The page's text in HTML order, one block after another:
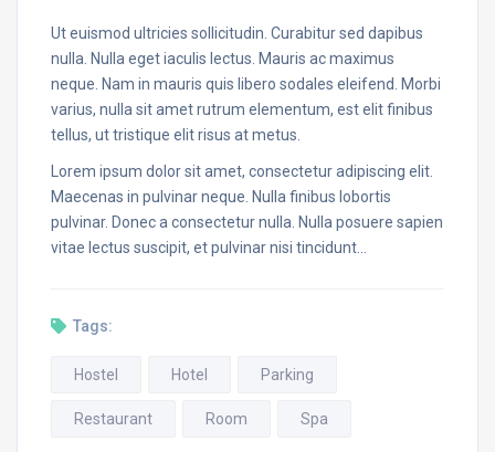
Ut euismod ultricies sollicitudin. Curabitur sed dapibus
nulla. Nulla eget iaculis lectus. Mauris ac maximus
neque. Nam in mauris quis libero sodales eleifend. Morbi
varius, nulla sit amet rutrum elementum, est elit finibus
tellus, ut tristique elit risus at metus.
Lorem ipsum dolor sit amet, consectetur adipiscing elit.
Maecenas in pulvinar neque. Nulla finibus lobortis
pulvinar. Donec a consectetur nulla. Nulla posuere sapien
vitae lectus suscipit, et pulvinar nisi tincidunt…
Tags:
Hostel Hotel Parking
Restaurant Room Spa